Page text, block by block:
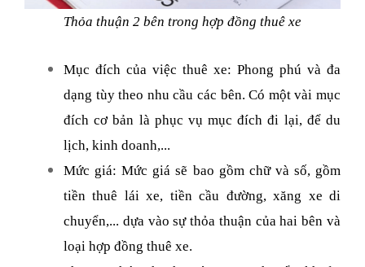
Thỏa thuận 2 bên trong hợp đồng thuê xe
Mục đích của việc thuê xe: Phong phú và đa
dạng tùy theo nhu cầu các bên. Có một vài mục
đích cơ bản là phục vụ mục đích đi lại, để du
lịch, kinh doanh,...
Mức giá: Mức giá sẽ bao gồm chữ và số, gồm
tiền thuê lái xe, tiền cầu đường, xăng xe di
chuyển,... dựa vào sự thỏa thuận của hai bên và
loại hợp đồng thuê xe.